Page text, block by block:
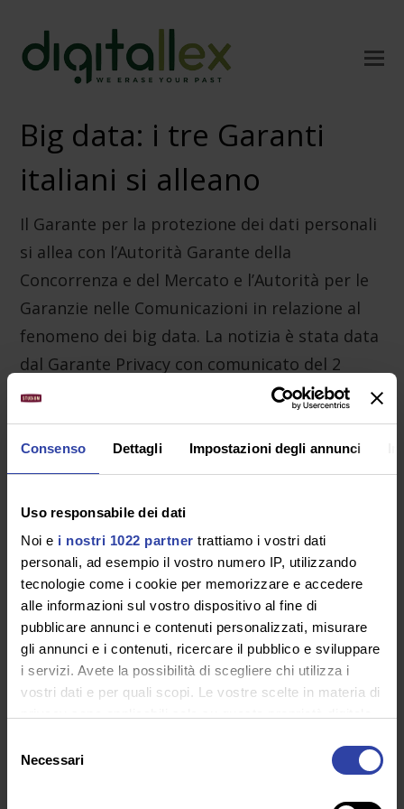
Consenso Dettagli Impostazioni degli annunci
Uso responsabile dei dati
Noi e i nostri 1022 partner trattiamo i vostri dati
personali, ad esempio il vostro numero IP, utilizzando
tecnologie come i cookie per memorizzare e accedere
alle informazioni sul vostro dispositivo al fine di
pubblicare annunci e contenuti personalizzati, misurare
gli annunci e i contenuti, ricercare il pubblico e sviluppare
i servizi. Avete la possibilità di scegliere chi utilizza i
vostri dati e per quali scopi. Le vostre scelte in materia di
modificare o revocare il proprio consenso in qualsiasi
momento dalla Dichiarazione sui cookie o facendo clic
delNecessari
Big data: i tre Garanti
italiani si alleano
Il Garante per la protezione dei dati personali
si allea con l’Autorità Garante della
Concorrenza e del Mercato e l’Autorità per le
Garanzie nelle Comunicazioni in relazione al
fenomeno dei big data. La notizia è stata data
dal Garante Privacy con comunicato del 2
luglio 2019.
L’obiettivo comune è quello di garantire una
disponibilità dei dati, infatti, risulta sempre
più rilevante nella attuale società e solo un
approccio che tenga conto di tutte le
competenze dei tre Garanti può portare alla
scelta della migliore strumentazione per la
tutela delle persone e del mercato.
Le Principali
Novità